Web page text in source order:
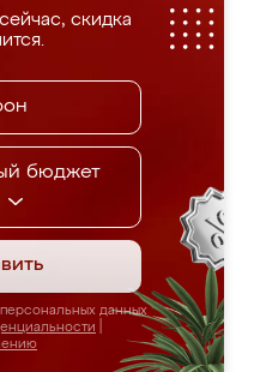
скидка
бюджет
данных